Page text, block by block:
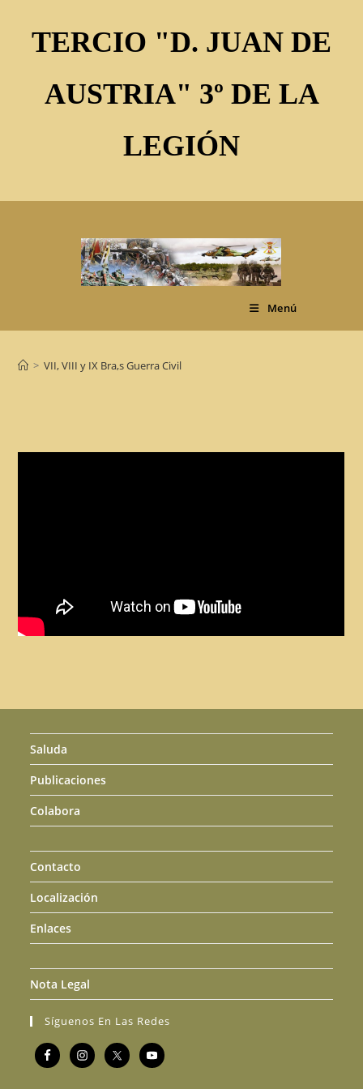
contenidoTERCIO "D. JUAN DE
AUSTRIA" 3º DE LA
LEGIÓN
Menú
> VII, VIII y IX Bra,s Guerra Civil
Saluda
Publicaciones
Colabora
Contacto
Localización
Enlaces
Nota Legal
Síguenos En Las Redes